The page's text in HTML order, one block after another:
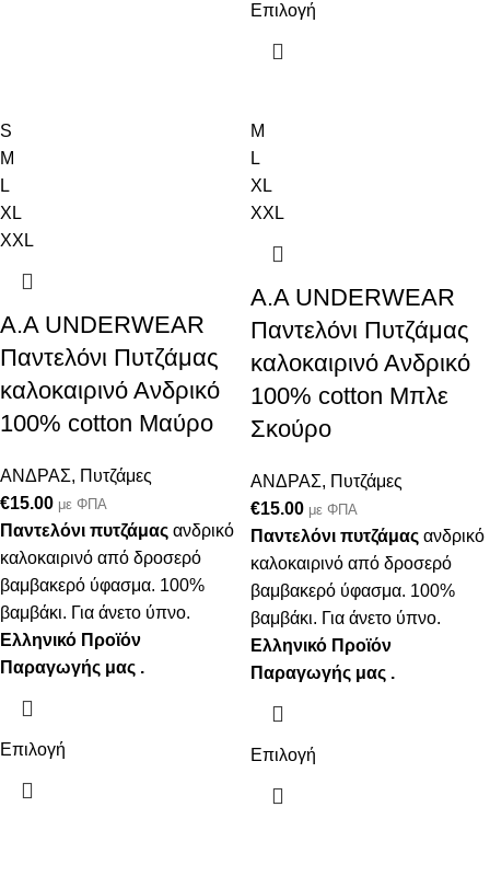
Επιλογή
S
M
L
XL
XXL
A.A UNDERWEAR
Παντελόνι Πυτζάμας
καλοκαιρινό Ανδρικό
100% cotton Μαύρο
ΑΝΔΡΑΣ, Πυτζάμες
€15.00 με ΦΠΑ
Παντελόνι πυτζάμας ανδρικό
καλοκαιρινό από δροσερό
βαμβακερό ύφασμα. 100%
βαμβάκι. Για άνετο ύπνο.
Ελληνικό Προϊόν
Παραγωγής μας .
Επιλογή
M
L
XL
XXL
A.A UNDERWEAR
Παντελόνι Πυτζάμας
καλοκαιρινό Ανδρικό
100% cotton Μπλε
Σκούρο
ΑΝΔΡΑΣ, Πυτζάμες
€15.00 με ΦΠΑ
Παντελόνι πυτζάμας ανδρικό
καλοκαιρινό από δροσερό
βαμβακερό ύφασμα. 100%
βαμβάκι. Για άνετο ύπνο.
Ελληνικό Προϊόν
Παραγωγής μας .
Επιλογή